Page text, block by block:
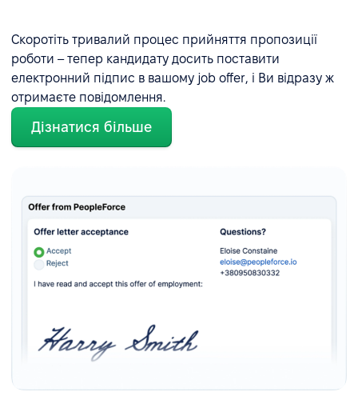
Скоротіть тривалий процес прийняття пропозиції
роботи – тепер кандидату досить поставити
електронний підпис в вашому job offer, і Ви відразу ж
отримаєте повідомлення.
Дізнатися більше